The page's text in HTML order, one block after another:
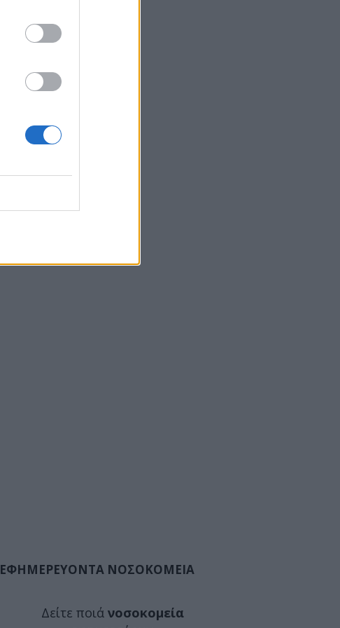
ΕΦΗΜΕΡΕΥΟΝΤΑ ΝΟΣΟΚΟΜΕΙΑ
Δείτε ποιά νοσοκομεία